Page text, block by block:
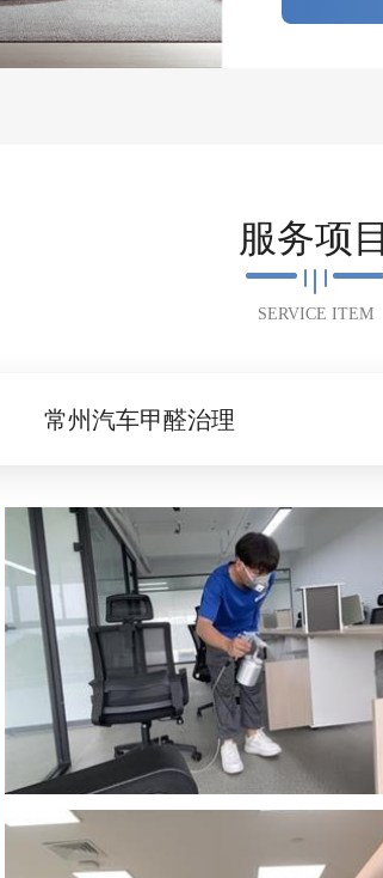
服务项目
SERVICE ITEM
常州汽车甲醛治理